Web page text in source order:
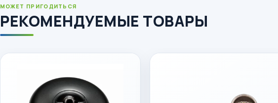
МОЖЕТ ПРИГОДИТЬСЯ
РЕКОМЕНДУЕМЫЕ ТОВАРЫ